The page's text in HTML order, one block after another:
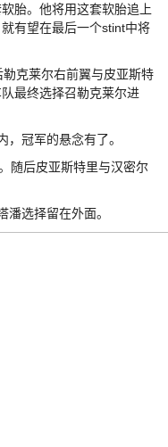
胎。他将用这套软胎追上
有望在最后一个stint中将
克莱尔右前翼与皮亚斯特
最终选择召勒克莱尔进
冠军的悬念有了。
随后皮亚斯特里与汉密尔
选择留在外面。